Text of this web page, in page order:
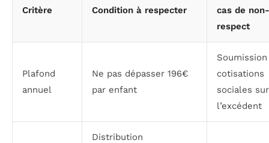
Critère Condition à respecter
cas de non-
respect
Plafond
annuel
Ne pas dépasser 196€
par enfant
cotisations
sociales sur
l’excédent
Distribution